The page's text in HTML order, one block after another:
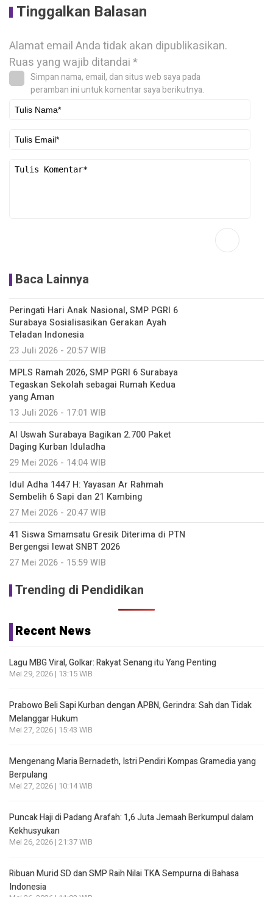
Tinggalkan Balasan
Alamat email Anda tidak akan dipublikasikan.
Ruas yang wajib ditandai*
Simpan nama, email, dan situs web saya pada
peramban ini untuk komentar saya berikutnya.
Baca Lainnya
Peringati Hari Anak Nasional, SMP PGRI 6
Surabaya Sosialisasikan Gerakan Ayah
Teladan Indonesia
23 Juli 2026 - 20:57 WIB
MPLS Ramah 2026, SMP PGRI 6 Surabaya
Tegaskan Sekolah sebagai Rumah Kedua
yang Aman
13 Juli 2026 - 17:01 WIB
Al Uswah Surabaya Bagikan 2.700 Paket
Daging Kurban Iduladha
29 Mei 2026 - 14:04 WIB
Idul Adha 1447 H: Yayasan Ar Rahmah
Sembelih 6 Sapi dan 21 Kambing
27 Mei 2026 - 20:47 WIB
41 Siswa Smamsatu Gresik Diterima di PTN
Bergengsi lewat SNBT 2026
27 Mei 2026 - 15:59 WIB
Trending di Pendidikan
Recent News
Lagu MBG Viral, Golkar: Rakyat Senang itu Yang Penting
Mei 29, 2026 | 13:15 WIB
Prabowo Beli Sapi Kurban dengan APBN, Gerindra: Sah dan Tidak
Melanggar Hukum
Mei 27, 2026 | 15:43 WIB
Mengenang Maria Bernadeth, Istri Pendiri Kompas Gramedia yang
Berpulang
Mei 27, 2026 | 10:14 WIB
Puncak Haji di Padang Arafah: 1,6 Juta Jemaah Berkumpul dalam
Kekhusyukan
Mei 26, 2026 | 21:37 WIB
Ribuan Murid SD dan SMP Raih Nilai TKA Sempurna di Bahasa
Indonesia